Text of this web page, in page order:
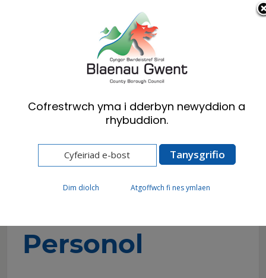
Cymraeg English
Preswylwyr
Cynllunio
Chwiliadau Personol
Personol
Cofrestrwch yma i dderbyn newyddion a
rhybuddion.
Dim diolch Atgoffwch fi nes ymlaen